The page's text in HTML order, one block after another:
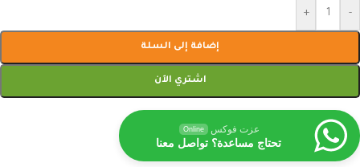
-
+
إضافة إلى السلة
اشتري الآن
عزت فوكس Online
تحتاج مساعدة؟ تواصل معنا